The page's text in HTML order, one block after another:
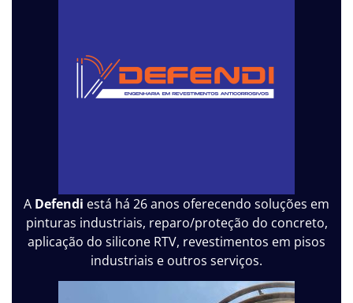
A Defendi está há 26 anos oferecendo soluções em
pinturas industriais, reparo/proteção do concreto,
aplicação do silicone RTV, revestimentos em pisos
industriais e outros serviços.